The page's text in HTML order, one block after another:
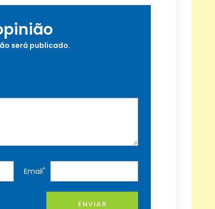
será publicado.
Email*
ENVIAR